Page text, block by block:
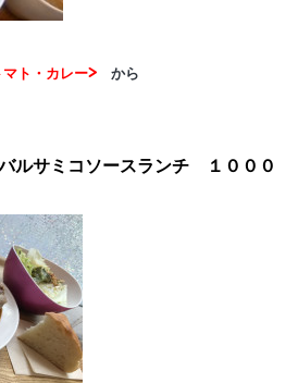
ト・カレー> から
ルサミコソースランチ １０００